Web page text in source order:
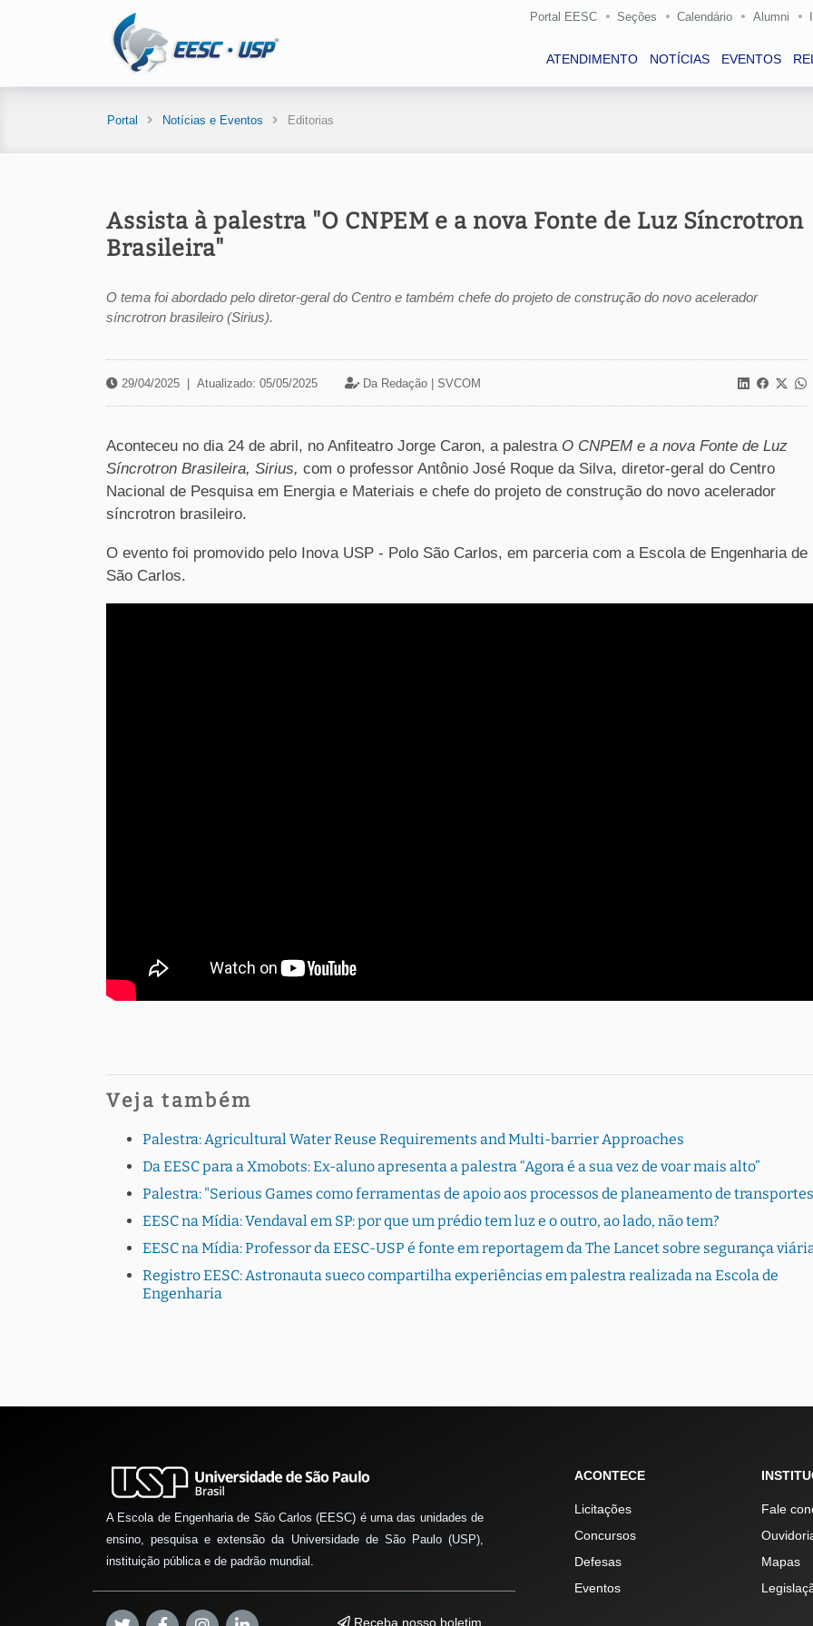
Portal EESC Seções Calendário Alumni
ATENDIMENTO NOTÍCIAS EVENTOS
Portal Notícias e Eventos Editorias
Assista à palestra "O CNPEM e a nova Fonte de Luz Síncrotron
Brasileira"
O tema foi abordado pelo diretor-geral do Centro e também chefe do projeto de construção do novo acelerador
síncrotron brasileiro (Sirius).
29/04/2025 Atualizado: 05/05/2025 Da Redação | SVCOM
Aconteceu no dia 24 de abril, no Anfiteatro Jorge Caron, a palestra O CNPEM e a nova Fonte de Luz
Síncrotron Brasileira, Sirius, com o professor Antônio José Roque da Silva, diretor-geral do Centro
Nacional de Pesquisa em Energia e Materiais e chefe do projeto de construção do novo acelerador
síncrotron brasileiro.
O evento foi promovido pelo Inova USP - Polo São Carlos, em parceria com a Escola de Engenharia de
São Carlos.
Veja também
Palestra: Agricultural Water Reuse Requirements and Multi-barrier Approaches
Da EESC para a Xmobots: Ex-aluno apresenta a palestra “Agora é a sua vez de voar mais alto”
Palestra: "Serious Games como ferramentas de apoio aos processos de planeamento de
EESC na Mídia: Vendaval em SP: por que um prédio tem luz e o outro, ao lado, não tem?
EESC na Mídia: Professor da EESC-USP é fonte em reportagem da The Lancet sobre segurança
Registro EESC: Astronauta sueco compartilha experiências em palestra realizada na Escola de
Engenharia
A Escola de Engenharia de São Carlos (EESC) é uma das unidades de
ensino, pesquisa e extensão da Universidade de São Paulo (USP),
instituição pública e de padrão mundial.
Receba nosso boletim
ACONTECE
Licitações
Concursos
Defesas
Eventos
Fale
Mapas